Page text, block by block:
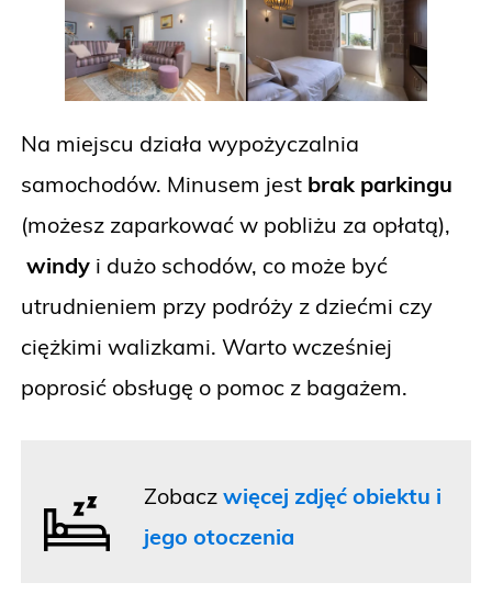
Na miejscu działa wypożyczalnia
samochodów. Minusem jest brak parkingu
(możesz zaparkować w pobliżu za opłatą),
windy i dużo schodów, co może być
utrudnieniem przy podróży z dziećmi czy
ciężkimi walizkami. Warto wcześniej
poprosić obsługę o pomoc z bagażem.
Zobaczwięcej zdjęć obiektu i
jego otoczenia